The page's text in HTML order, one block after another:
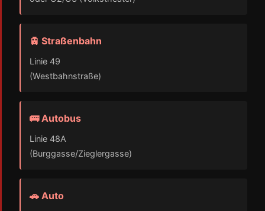
🚊 Straßenbahn
Linie 49
(Westbahnstraße)
🚌 Autobus
Linie 48A
(Burggasse/Zieglergasse)
🚗 Auto